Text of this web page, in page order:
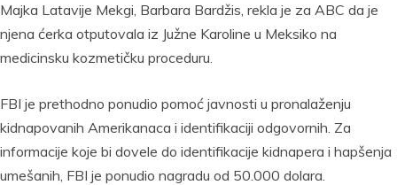
Majka Latavije Mekgi, Barbara Bardžis, rekla je za ABC da je
njena ćerka otputovala iz Južne Karoline u Meksiko na
medicinsku kozmetičku proceduru.
FBI je prethodno ponudio pomoć javnosti u pronalaženju
kidnapovanih Amerikanaca i identifikaciji odgovornih. Za
informacije koje bi dovele do identifikacije kidnapera i hapšenja
umešanih, FBI je ponudio nagradu od 50.000 dolara.